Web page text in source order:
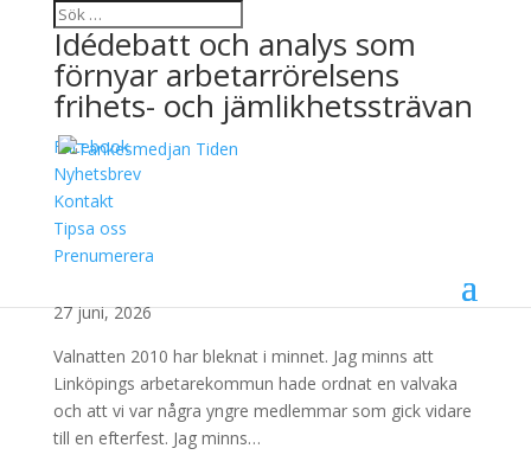
Idédebatt och analys som
förnyar arbetarrörelsens
frihets- och jämlikhetssträvan
Facebook
Nyhetsbrev
Kontakt
Tipsa oss
Prenumerera
Arkiv
jun
27 juni, 2026
Valnatten 2010 har bleknat i minnet. Jag minns att
Linköpings arbetarekommun hade ordnat en valvaka
och att vi var några yngre medlemmar som gick vidare
till en efterfest. Jag minns…